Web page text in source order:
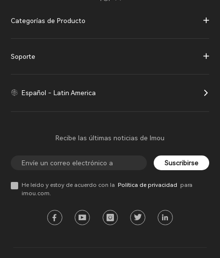
Categorías de Producto
Soporte
Español - Latin America
Recibe las últimas noticias de Imou
Suscribirse
He leído y estoy de acuerdo con la Política de privacidad para
imou.com.